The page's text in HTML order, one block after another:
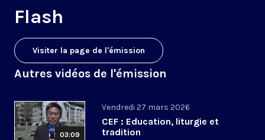
Flash
Visiter la page de l'émission
Autres vidéos de l'émission
03:09
Vendredi 27 mars 2026
CEF : Education, liturgie et
tradition